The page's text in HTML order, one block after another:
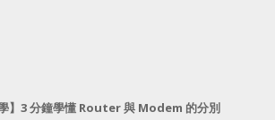
學】3 分鐘學懂 Router 與 Modem 的分別